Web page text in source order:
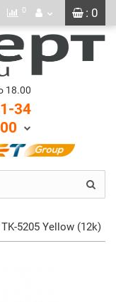
: 0
0
18.00
34
5205 Yellow (12k)